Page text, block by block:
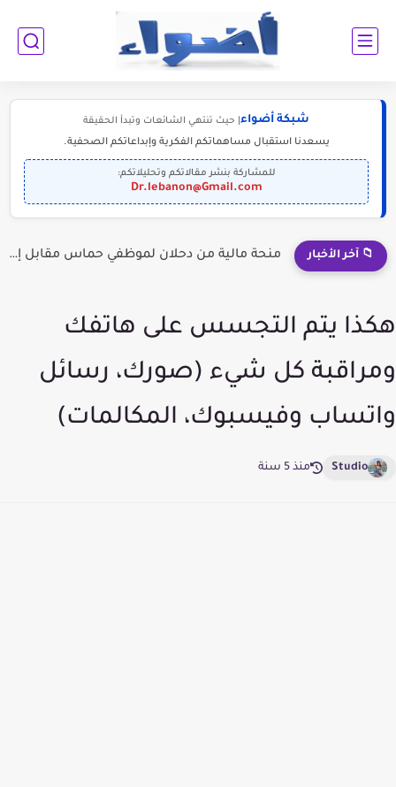
شبكة أضواء | حيث تنتهي الشائعات وتبدأ الحقيقة
يسعدنا استقبال مساهماتكم الفكرية وإبداعاتكم الصحفية.
للمشاركة بنشر مقالاتكم وتحليلاتكم:
Dr.lebanon@Gmail.com
📁 آخر الأخبار منحة مالية من دحلان لموظفي حماس مقابل إلقاء السلاح؟
هكذا يتم التجسس على هاتفك
ومراقبة كل شيء (صورك، رسائل
واتساب وفيسبوك، المكالمات)
Studio منذ 5 سنة